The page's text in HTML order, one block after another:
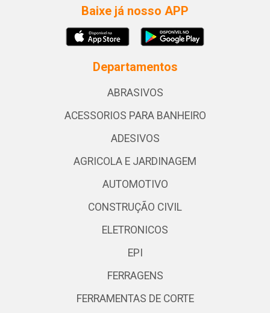
Baixe já nosso APP
Departamentos
ABRASIVOS
ACESSORIOS PARA BANHEIRO
ADESIVOS
AGRICOLA E JARDINAGEM
AUTOMOTIVO
CONSTRUÇÃO CIVIL
ELETRONICOS
EPI
FERRAGENS
FERRAMENTAS DE CORTE